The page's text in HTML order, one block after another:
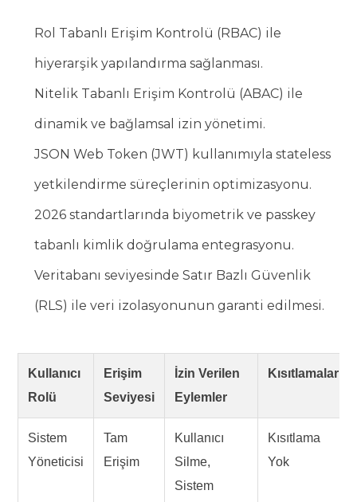
Rol Tabanlı Erişim Kontrolü (RBAC) ile
hiyerarşik yapılandırma sağlanması.
Nitelik Tabanlı Erişim Kontrolü (ABAC) ile
dinamik ve bağlamsal izin yönetimi.
JSON Web Token (JWT) kullanımıyla stateless
yetkilendirme süreçlerinin optimizasyonu.
2026 standartlarında biyometrik ve passkey
tabanlı kimlik doğrulama entegrasyonu.
Veritabanı seviyesinde Satır Bazlı Güvenlik
(RLS) ile veri izolasyonunun garanti edilmesi.
Kullanıcı
Rolü
Erişim
Seviyesi
İzin Verilen
Eylemler
Kısıtlamalar
Sistem
Yöneticisi
Tam
Erişim
Kullanıcı
Silme,
Sistem
Kısıtlama
Yok